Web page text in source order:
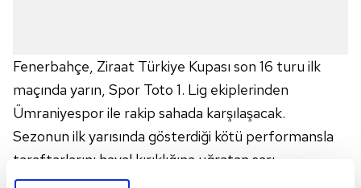
Fenerbahçe, Ziraat Türkiye Kupası son 16 turu ilk
maçında yarın, Spor Toto 1. Lig ekiplerinden
Ümraniyespor ile rakip sahada karşılaşacak.
Sezonun ilk yarısında gösterdiği kötü performansla
taraftarlarını hayal kırıklığına uğratan sarı-
lacivertliler, Ümraniyespor maçıyla ikinci devreye iyi